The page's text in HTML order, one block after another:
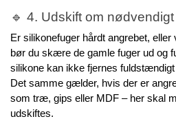
🔹 4. Udskift om
Er silikonefuger hårdt angrebet, eller
bør du skære de gamle fuger ud og
silikone kan ikke fjernes
Det samme gælder, hvis der er
som træ, gips eller MDF – her skal
udskiftes.